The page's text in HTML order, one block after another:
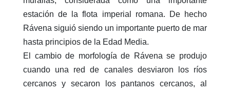
estación de la flota imperial romana. De hecho
Rávena siguió siendo un importante puerto de mar
hasta principios de la Edad Media.
El cambio de morfología de Rávena se produjo
cuando una red de canales desviaron los ríos
cercanos y secaron los pantanos cercanos, al